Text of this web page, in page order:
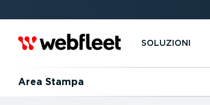
SOLUZIONI
Area Stampa